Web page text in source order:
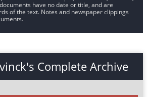
have no date or title, and are
of the text. Notes and newspaper clippings
Complete Archive